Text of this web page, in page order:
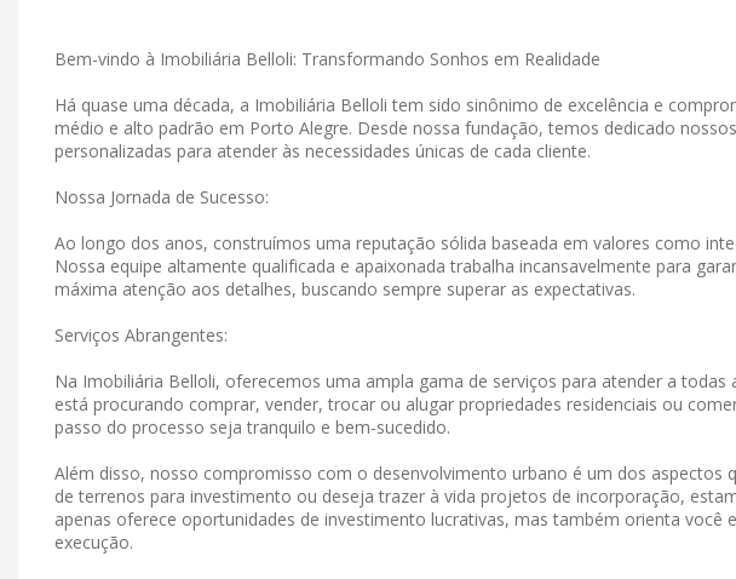
Bem-vindo à Imobiliária Belloli: Transformando Sonhos em Realidade
Há quase uma década, a Imobiliária Belloli tem sido sinônimo de excelência e
médio e alto padrão em Porto Alegre. Desde nossa fundação, temos dedicado
personalizadas para atender às necessidades únicas de cada cliente.
Nossa Jornada de Sucesso:
Ao longo dos anos, construímos uma reputação sólida baseada em valores como
Nossa equipe altamente qualificada e apaixonada trabalha incansavelmente para
máxima atenção aos detalhes, buscando sempre superar as expectativas.
Serviços Abrangentes:
Na Imobiliária Belloli, oferecemos uma ampla gama de serviços para atender a todas
está procurando comprar, vender, trocar ou alugar propriedades residenciais ou
passo do processo seja tranquilo e bem-sucedido.
Além disso, nosso compromisso com o desenvolvimento urbano é um dos aspectos
de terrenos para investimento ou deseja trazer à vida projetos de incorporação,
apenas oferece oportunidades de investimento lucrativas, mas também orienta você
execução.